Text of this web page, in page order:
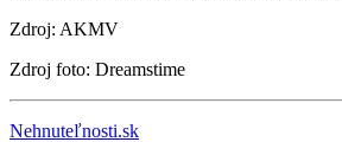
Zdroj: AKMV
Zdroj foto: Dreamstime
Nehnuteľnosti.sk